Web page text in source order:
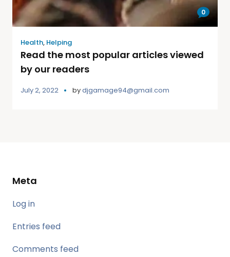
0
Health, Helping
Read the most popular articles viewed
by our readers
July 2, 2022 bydjgamage94@gmail.com
Meta
Log in
Entries feed
Comments feed